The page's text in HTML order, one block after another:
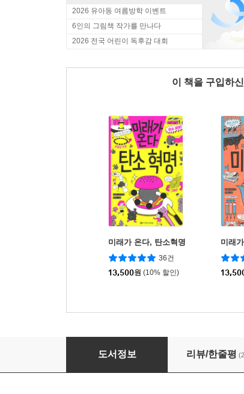
2026 유아동 여름방학 이벤트
6인의 그림책 작가를 만나다
2026 전국 어린이 독후감 대회
이 책을 구입하
미래가 온다, 탄소혁명
36건
13,500원 (10% 할인)
미래
미래가 온다, 서기 10001년
도서정보 리뷰/한줄평